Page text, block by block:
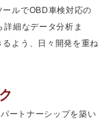
ルでOBD車検対応の
細なデータ分析ま
よう、日々開発を重ね
ートナーシップを築い